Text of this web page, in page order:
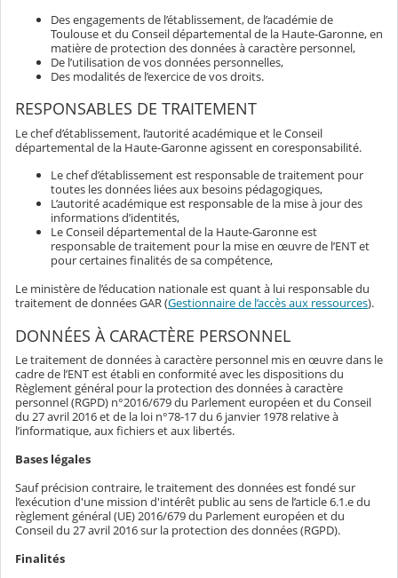
Des engagements de l’établissement, de l’académie de
Toulouse et du Conseil départemental de la Haute-Garonne, en
matière de protection des données à caractère personnel,
De l’utilisation de vos données personnelles,
Des modalités de l’exercice de vos droits.
RESPONSABLES DE TRAITEMENT
Le chef d’établissement, l’autorité académique et le Conseil
départemental de la Haute-Garonne agissent en coresponsabilité.
Le chef d’établissement est responsable de traitement pour
toutes les données liées aux besoins pédagogiques,
L’autorité académique est responsable de la mise à jour des
informations d’identités,
Le Conseil départemental de la Haute-Garonne est
responsable de traitement pour la mise en œuvre de l’ENT et
pour certaines finalités de sa compétence,
Le ministère de l’éducation nationale est quant à lui responsable du
traitement de données GAR (Gestionnaire de l’accès aux ressources).
DONNÉES À CARACTÈRE PERSONNEL
Le traitement de données à caractère personnel mis en œuvre dans le
cadre de l’ENT est établi en conformité avec les dispositions du
Règlement général pour la protection des données à caractère
personnel (RGPD) n°2016/679 du Parlement européen et du Conseil
du 27 avril 2016 et de la loi n°78-17 du 6 janvier 1978 relative à
l’informatique, aux fichiers et aux libertés.
Bases légales
Sauf précision contraire, le traitement des données est fondé sur
l’exécution d'une mission d'intérêt public au sens de l’article 6.1.e du
règlement général (UE) 2016/679 du Parlement européen et du
Conseil du 27 avril 2016 sur la protection des données (RGPD).
Finalités